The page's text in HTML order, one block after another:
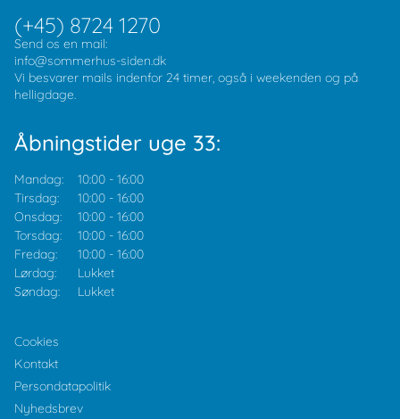
(+45) 8724 1270
Send os en mail:
info@sommerhus-siden.dk
Vi besvarer mails indenfor 24 timer, også i weekenden og på
helligdage.
Åbningstider uge 33:
Mandag: 10:00 - 16:00
Tirsdag:
10:00 - 16:00
Onsdag:
10:00 - 16:00
Torsdag:
10:00 - 16:00
Fredag:
10:00 - 16:00
Lørdag:
Lukket
Søndag:
Lukket
Cookies
Kontakt
Persondatapolitik
Nyhedsbrev